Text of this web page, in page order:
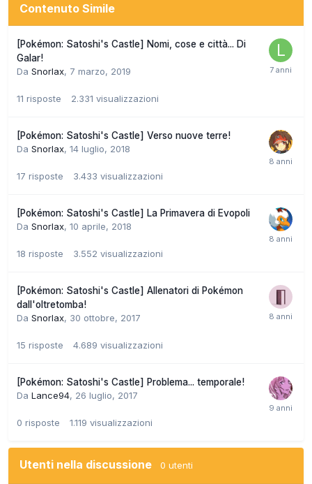
Contenuto Simile
[Pokémon: Satoshi's Castle] Nomi, cose e città... Di
Galar!
Da Snorlax, 7 marzo, 2019
11 risposte 2.331 visualizzazioni
[Pokémon: Satoshi's Castle] Verso nuove terre!
Da Snorlax, 14 luglio, 2018
17 risposte 3.433 visualizzazioni
[Pokémon: Satoshi's Castle] La Primavera di Evopoli
Da Snorlax, 10 aprile, 2018
18 risposte 3.552 visualizzazioni
[Pokémon: Satoshi's Castle] Allenatori di Pokémon
dall'oltretomba!
Da Snorlax, 30 ottobre, 2017
15 risposte 4.689 visualizzazioni
[Pokémon: Satoshi's Castle] Problema... temporale!
Da Lance94, 26 luglio, 2017
0 risposte 1.119 visualizzazioni
Utenti nella discussione 0 utenti